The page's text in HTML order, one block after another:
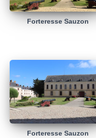
Forteresse Sauzon
Forteresse Sauzon